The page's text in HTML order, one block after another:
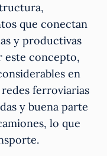
que conectan
y productivas
este concepto,
en
redes ferroviarias
y buena parte
lo que